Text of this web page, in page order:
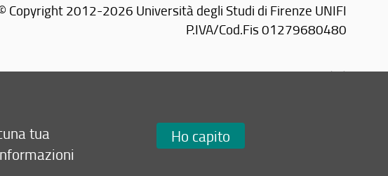
Copyright 2012-2026 Università degli Studi di Firenze UNIFI
P.IVA/Cod.Fis 01279680480
Viale Morgagni, 40/44 - 50134 Firenze (FI)
tua
Ho capito